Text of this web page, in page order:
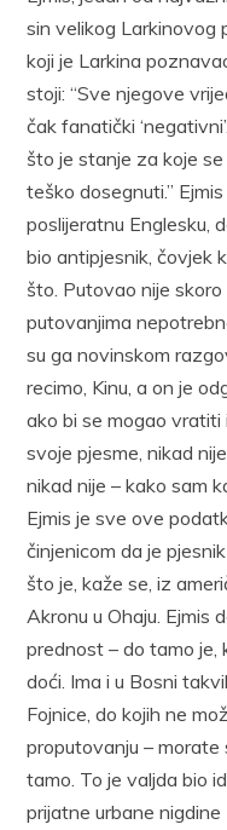
sin velikog Larkinovog
koji je Larkina
stoji: “Sve njegove
čak fanatički
što je stanje za koje
teško dosegnuti.”
poslijeratnu Englesku,
bio antipjesnik, čovjek
što. Putovao nije skoro
putovanjima
su ga novinskom
recimo, Kinu, a on je
ako bi se mogao
svoje pjesme, nikad
nikad nije – kako sam
Ejmis je sve ove
činjenicom da je
što je, kaže se, iz
Akronu u Ohaju. Ejmis
prednost – do tamo je,
doći. Ima i u Bosni
Fojnice, do kojih ne
proputovanju – morate
tamo. To je valjda bio
prijatne urbane